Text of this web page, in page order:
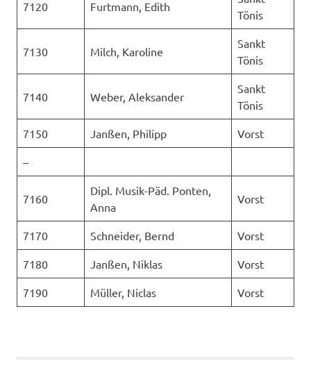
7120 Furtmann, Edith
Tönis
7130 Milch, Karoline
Sankt
Tönis
7140 Weber, Aleksander
Sankt
Tönis
7150 Janßen, Philipp Vorst
–
7160
Dipl. Musik-Päd. Ponten,
Anna
Vorst
7170 Schneider, Bernd Vorst
7180 Janßen, Niklas Vorst
7190 Müller, Niclas Vorst